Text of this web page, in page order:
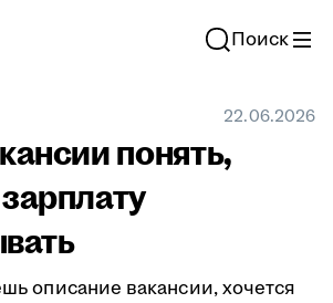
Поиск
22.06.2026
понять,
описание вакансии, хочется